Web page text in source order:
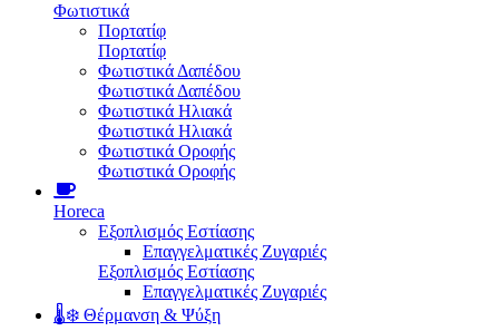
Φωτιστικά
Πορτατίφ
Πορτατίφ
Φωτιστικά Δαπέδου
Φωτιστικά Δαπέδου
Φωτιστικά Ηλιακά
Φωτιστικά Ηλιακά
Φωτιστικά Οροφής
Φωτιστικά Οροφής
Horeca
Εξοπλισμός Εστίασης
Επαγγελματικές Ζυγαριές
Εξοπλισμός Εστίασης
Επαγγελματικές Ζυγαριές
🌡️❄️ Θέρμανση & Ψύξη